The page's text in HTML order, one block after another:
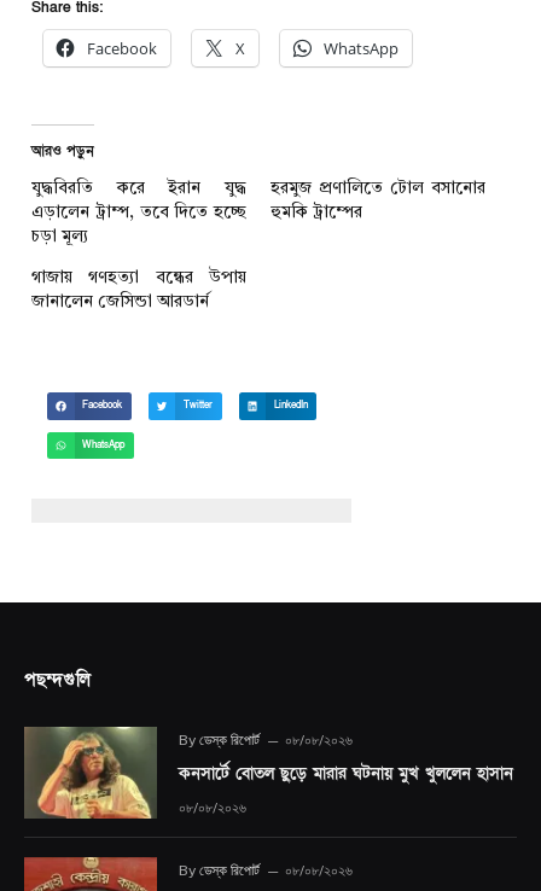
Share this:
Facebook X WhatsApp
আরও পড়ুন
যুদ্ধবিরতি করে ইরান যুদ্ধ
এড়ালেন ট্রাম্প, তবে দিতে হচ্ছে
চড়া মূল্য
হরমুজ প্রণালিতে টোল বসানোর
হুমকি ট্রাম্পের
গাজায় গণহত্যা বন্ধের উপায়
জানালেন জেসিন্ডা আরডার্ন
Facebook Twitter LinkedIn
WhatsApp
পছন্দগুলি
By ডেস্ক রিপোর্ট ০৮/০৮/২০২৬
কনসার্টে বোতল ছুড়ে মারার ঘটনায় মুখ খুললেন হাসান
০৮/০৮/২০২৬
By ডেস্ক রিপোর্ট ০৮/০৮/২০২৬